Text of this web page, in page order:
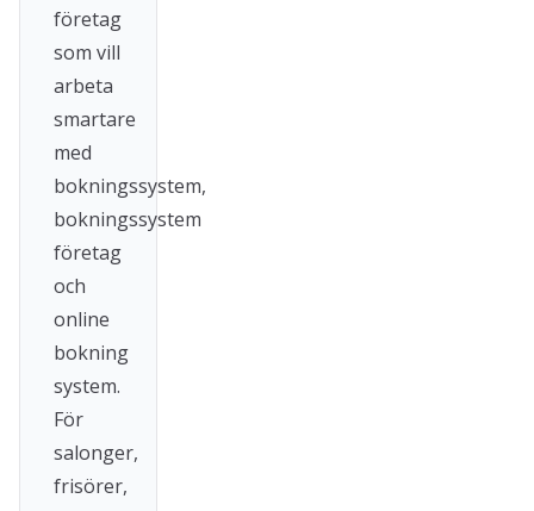
företag
som vill
arbeta
smartare
med
bokningssystem,
bokningssystem
företag
och
online
bokning
system.
För
salonger,
frisörer,